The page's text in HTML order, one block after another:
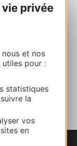
privée
et nos
pour :
statistiques
la
vos
en